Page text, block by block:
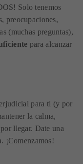
Solo tenemos
preocupaciones,
(muchas preguntas),
para alcanzar
para ti (y por
la calma,
llegar. Date una
¡Comenzamos!